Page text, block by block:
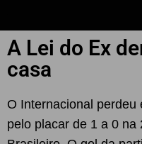
A Lei do Ex
casa
O Internacional
pelo placar de 1 a 0 na